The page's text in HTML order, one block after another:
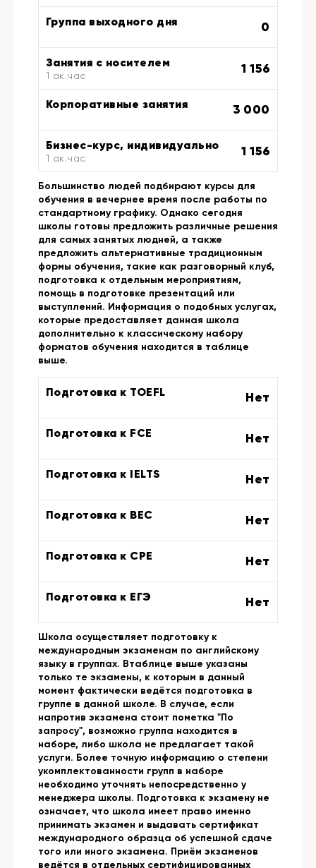
Группа выходного дня 0
Занятия с носителем
1 ак.час 1 156
Корпоративные занятия 3 000
Бизнес-курс, индивидуально
1 ак.час 1 156
Большинство людей подбирают курсы для
обучения в вечернее время после работы по
стандартному графику. Однако сегодня
школы готовы предложить различные решения
для самых занятых людней, а также
предложить альтернативные традиционным
формы обучения, такие как разговорный клуб,
подготовка к отдельным мероприятиям,
помощь в подготовке презентаций или
выступлений. Информация о подобных услугах,
которые предоставляет данная школа
дополнительно к классическому набору
форматов обучения находится в таблице
выше.
Подготовка к TOEFL Нет
Подготовка к FCE Нет
Подготовка к IELTS Нет
Подготовка к BEC Нет
Подготовка к CPE Нет
Подготовка к ЕГЭ Нет
Школа осуществляет подготовку к
международным экзаменам по английскому
языку в группах. Втаблице выше указаны
только те экзамены, к которым в данный
момент фактически ведётся подготовка в
группе в данной школе. В случае, если
напротив экзамена стоит пометка "По
запросу", возможно группа находится в
наборе, либо школа не предлагает такой
услуги. Более точную информацию о степени
укомплектованности групп в наборе
необходимо уточнять непосредственно у
менеджера школы. Подготовка к экзамену не
означает, что школа имеет право именно
принимать экзамен и выдавать сертификат
международного образца об успешной сдаче
того или иного экзамена. Приём экзаменов
ведётся в отдельных сертифицированных